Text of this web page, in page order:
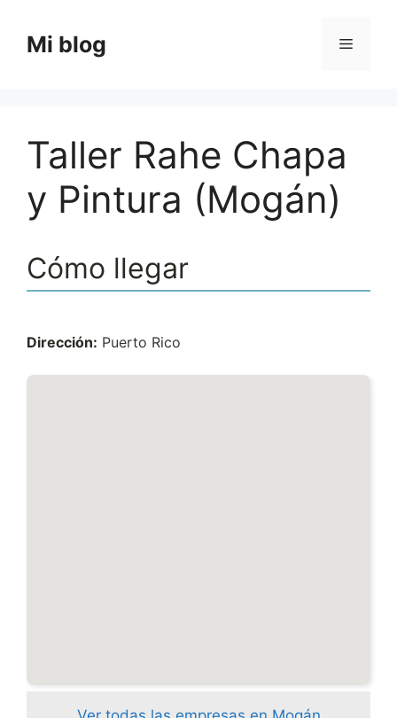
contenido
Mi blog Menú
Taller Rahe Chapa
y Pintura (Mogán)
Cómo llegar
Dirección: Puerto Rico